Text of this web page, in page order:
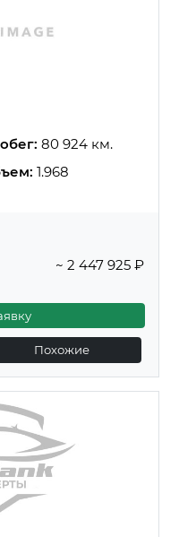
80 924 км.
1.968
~ 2 447 925 ₽
Похожие